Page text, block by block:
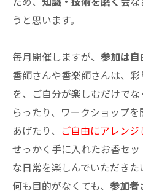
うと思います。
毎月開催しますが、 参加は自
香師さんや香楽師さんは、
を、ご自分が楽しむだけで
らったり、ワークショップ
あげたり、 ご自由にアレンジ
せっかく手に入れたお香セ
な日常を楽しんでいただきた
何も目的がなくても、 参加者